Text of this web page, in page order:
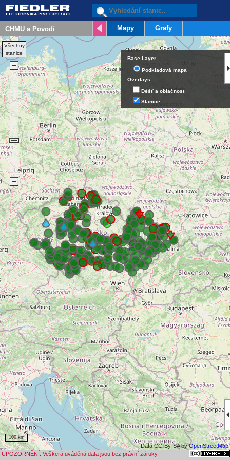
Mapy Grafy
Base Layer
Podkladová mapa
Overlays
Déšť a oblačnost
Stanice
Data CC-By-SA byOpenStreetMap
100 km
Všechny
stanice
UPOZORNĚNÍ: Veškerá uváděná data jsou bez právní záruky.